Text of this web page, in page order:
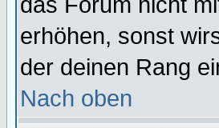
erhöhen, sonst
der deinen Rang
Nach oben